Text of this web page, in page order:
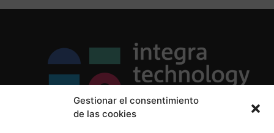
Gestionar el consentimiento
de las cookies